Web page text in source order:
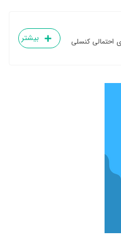
احتمالی کنسلی
بیشتر